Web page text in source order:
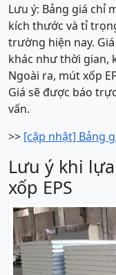
Lưu ý: Bảng giá chỉ
kích thước và tỉ
trường hiện nay.
khác như thời gian,
Ngoài ra, mút xốp
Giá sẽ được báo
vấn.
>> [cập nhật] Bảng
Lưu ý khi
xốp EPS